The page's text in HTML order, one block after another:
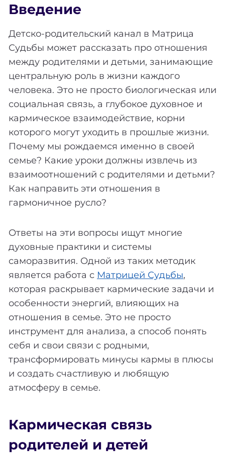
Введение
Детско-родительский канал в Матрица
Судьбы может рассказать про отношения
между родителями и детьми, занимающие
центральную роль в жизни каждого
человека. Это не просто биологическая или
социальная связь, а глубокое духовное и
кармическое взаимодействие, корни
которого могут уходить в прошлые жизни.
Почему мы рождаемся именно в своей
семье? Какие уроки должны извлечь из
взаимоотношений с родителями и детьми?
Как направить эти отношения в
гармоничное русло?
Ответы на эти вопросы ищут многие
духовные практики и системы
саморазвития. Одной из таких методик
является работа с Матрицей Судьбы,
которая раскрывает кармические задачи и
особенности энергий, влияющих на
отношения в семье. Это не просто
инструмент для анализа, а способ понять
себя и свои связи с родными,
трансформировать минусы кармы в плюсы
и создать счастливую и любящую
атмосферу в семье.
Кармическая связь
родителей и детей